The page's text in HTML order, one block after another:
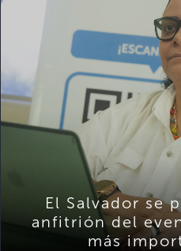
El Salvador se
anfitrión del
más